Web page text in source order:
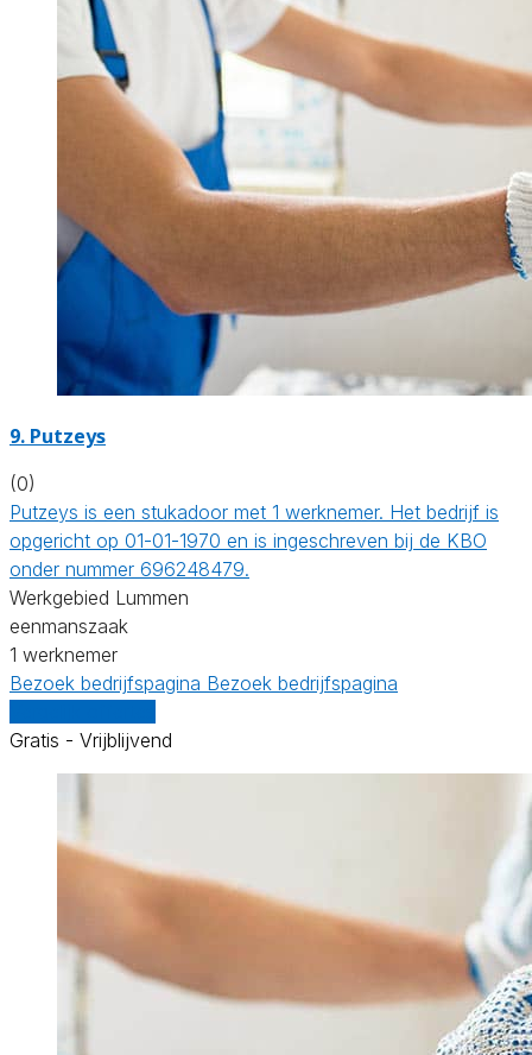
9. Putzeys
(0)
Putzeys is een stukadoor met 1 werknemer. Het bedrijf is
opgericht op 01-01-1970 en is ingeschreven bij de KBO
onder nummer 696248479.
Werkgebied Lummen
eenmanszaak
1 werknemer
Bezoek bedrijfspagina Bezoek bedrijfspagina
Gratis - Vrijblijvend